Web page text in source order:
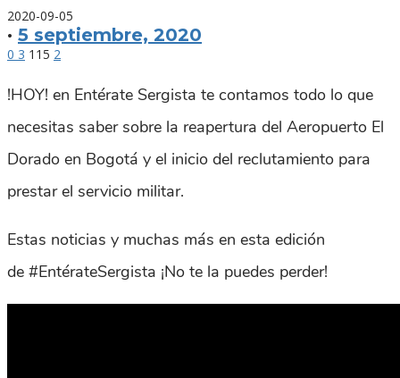
2020-09-05
· 5 septiembre, 2020
0 3 115 2
!HOY! en Entérate Sergista te contamos todo lo que
necesitas saber sobre la reapertura del Aeropuerto El
Dorado en Bogotá y el inicio del reclutamiento para
prestar el servicio militar.
Estas noticias y muchas más en esta edición
de #EntérateSergista ¡No te la puedes perder!